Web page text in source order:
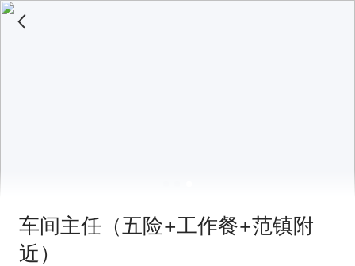
车间主任（五险+工作餐+范镇附
近）